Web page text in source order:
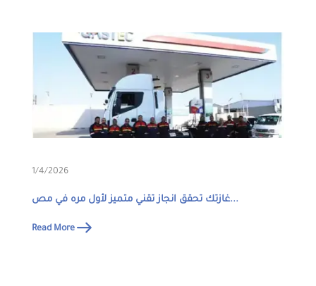
1/4/2026
غازتك تحقق انجاز تقني متميز لأول مره في مص...
Read More